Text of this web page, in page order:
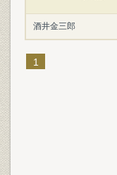
酒井金三郎
1